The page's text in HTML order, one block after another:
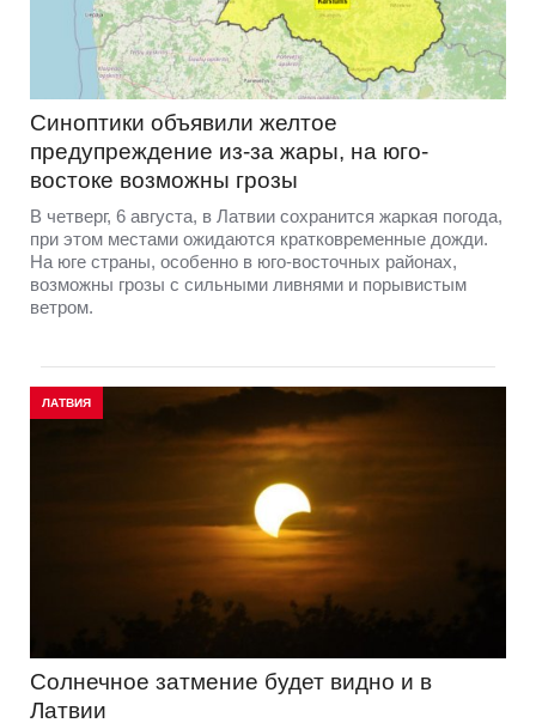
Синоптики объявили желтое
предупреждение из-за жары, на юго-
востоке возможны грозы
В четверг, 6 августа, в Латвии сохранится жаркая погода,
при этом местами ожидаются кратковременные дожди.
На юге страны, особенно в юго-восточных районах,
возможны грозы с сильными ливнями и порывистым
ветром.
ЛАТВИЯ
Солнечное затмение будет видно и в
Латвии